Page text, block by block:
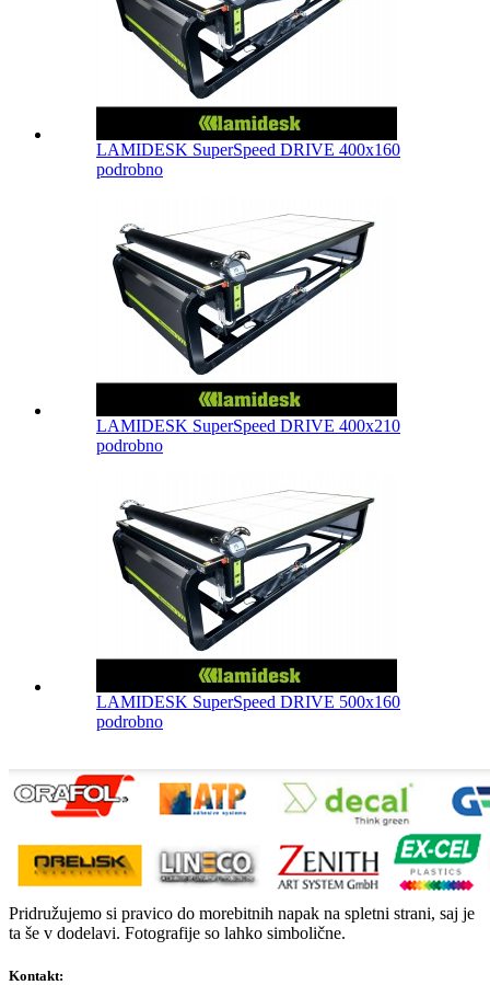
LAMIDESK SuperSpeed DRIVE 400x160
podrobno
LAMIDESK SuperSpeed DRIVE 400x210
podrobno
LAMIDESK SuperSpeed DRIVE 500x160
podrobno
Pridružujemo si pravico do morebitnih napak na spletni strani, saj je
ta še v dodelavi. Fotografije so lahko simbolične.
Kontakt: